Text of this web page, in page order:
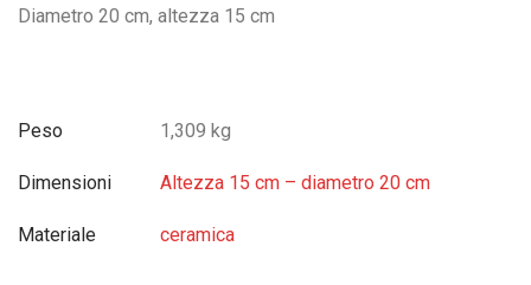
Diametro 20 cm, altezza 15 cm
Peso 1,309 kg
Dimensioni Altezza 15 cm – diametro 20 cm
Materiale ceramica